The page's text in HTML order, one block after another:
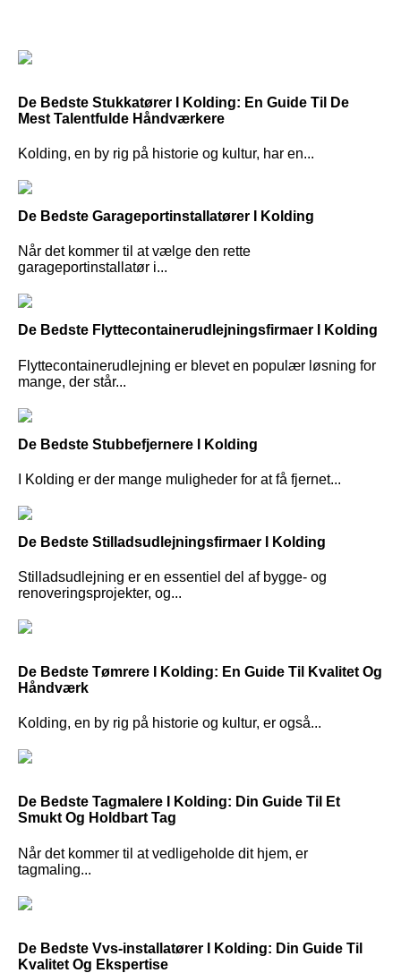
De Bedste Stukkatører I Kolding: En Guide Til De
Mest Talentfulde Håndværkere
Kolding, en by rig på historie og kultur, har en...
De Bedste Garageportinstallatører I Kolding
Når det kommer til at vælge den rette
garageportinstallatør i...
De Bedste Flyttecontainerudlejningsfirmaer I Kolding
Flyttecontainerudlejning er blevet en populær løsning for
mange, der står...
De Bedste Stubbefjernere I Kolding
I Kolding er der mange muligheder for at få fjernet...
De Bedste Stilladsudlejningsfirmaer I Kolding
Stilladsudlejning er en essentiel del af bygge- og
renoveringsprojekter, og...
De Bedste Tømrere I Kolding: En Guide Til Kvalitet Og
Håndværk
Kolding, en by rig på historie og kultur, er også...
De Bedste Tagmalere I Kolding: Din Guide Til Et
Smukt Og Holdbart Tag
Når det kommer til at vedligeholde dit hjem, er
tagmaling...
De Bedste Vvs-installatører I Kolding: Din Guide Til
Kvalitet Og Ekspertise